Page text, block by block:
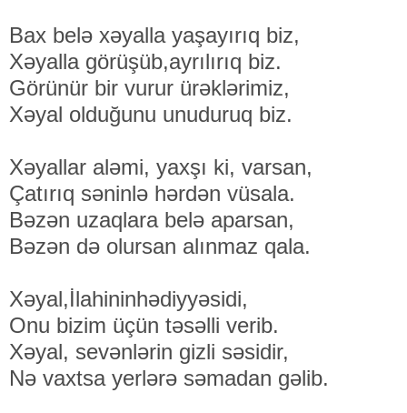
Bax belə xəyalla yaşayırıq biz,
Xəyalla görüşüb,ayrılırıq biz.
Görünür bir vurur ürəklərimiz,
Xəyal olduğunu unuduruq biz.
Xəyallar aləmi, yaxşı ki, varsan,
Çatırıq səninlə hərdən vüsala.
Bəzən uzaqlara belə aparsan,
Bəzən də olursan alınmaz qala.
Xəyal,İlahininhədiyyəsidi,
Onu bizim üçün təsəlli verib.
Xəyal, sevənlərin gizli səsidir,
Nə vaxtsa yerlərə səmadan gəlib.